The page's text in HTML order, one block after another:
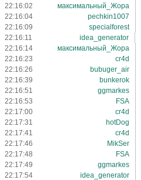
22:16:02
максимальный_Жора
22:16:04
pechkin1007
22:16:09
specialforest
22:16:11
idea_generator
22:16:14
максимальный_Жора
22:16:23
cr4d
22:16:26
bubuger_air
22:16:39
bunkerok
22:16:51
ggmarkes
22:16:53
FSA
22:17:00
cr4d
22:17:31
hotDog
22:17:41
cr4d
22:17:46
MikSer
22:17:48
FSA
22:17:49
ggmarkes
22:17:54
idea_generator